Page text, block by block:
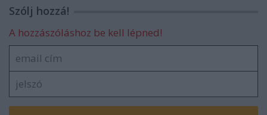
Szólj hozzá!
A hozzászóláshoz be kell lépned!